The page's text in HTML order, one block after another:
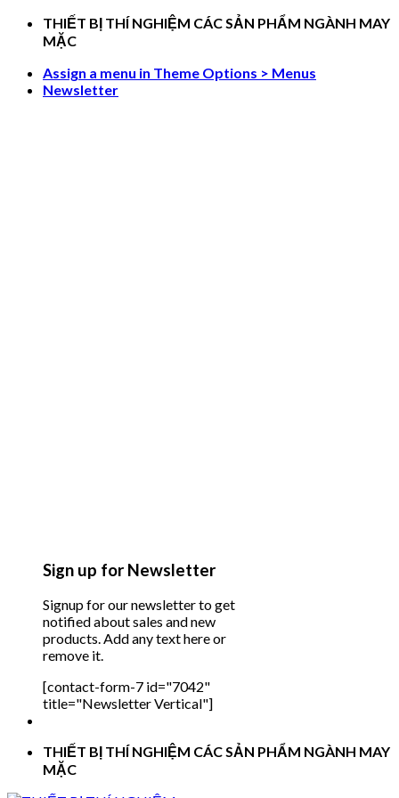
Skip
THIẾT BỊ THÍ NGHIỆM CÁC SẢN PHẨM NGÀNH MAY
MẶC
Assign a menu in Theme Options > Menus
Newsletter
Sign up for Newsletter
Signup for our newsletter to get
notified about sales and new
products. Add any text here or
remove it.
[contact-form-7 id="7042"
title="Newsletter Vertical"]
THIẾT BỊ THÍ NGHIỆM CÁC SẢN PHẨM NGÀNH MAY
MẶC